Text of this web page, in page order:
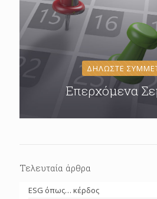
ΔΗΛΩΣΤΕ
Επερχόμενα
Τελευταία άρθρα
ESG όπως… κέρδος